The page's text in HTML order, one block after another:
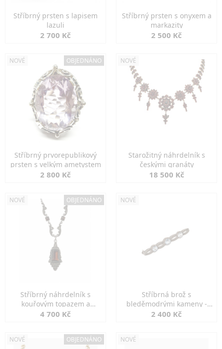
Stříbrný prsten s lapisem
lazuli
2 700 Kč
Stříbrný prsten s onyxem a
markazity
2 500 Kč
NOVÉ OBJEDNÁNO
Stříbrný prvorepublikový
prsten s velkým ametystem
2 800 Kč
NOVÉ
Starožitný náhrdelník s
českými granáty
18 500 Kč
NOVÉ OBJEDNÁNO
Stříbrný náhrdelník s
kouřovým topazem a
markazity
4 700 Kč
NOVÉ
Stříbrná brož s
bleděmodrými kameny -
jemná elegance
2 400 Kč
NOVÉ OBJEDNÁNO NOVÉ